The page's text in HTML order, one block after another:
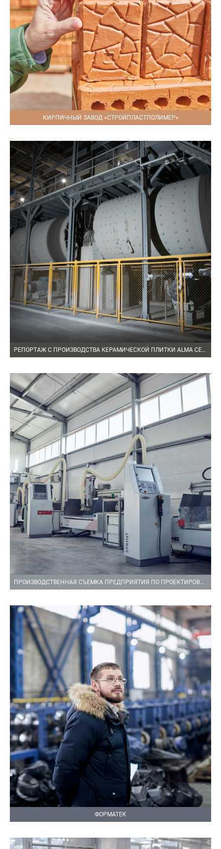
КИРПИЧНЫЙ ЗАВОД «СТРОЙПЛАСТПОЛИМЕР»
РЕПОРТАЖ С ПРОИЗВОДСТВА КЕРАМИЧЕСКОЙ ПЛИТКИ ALMA CERAMICA
ПРОИЗВОДСТВЕННАЯ СЪЕМКА ПРЕДПРИЯТИЯ ПО ПРОЕКТИРОВАНИЮ И ПРОИЗВОДСТВУ МОДЕЛЬНО СТЕРЖНЕВОЙ ОСНАСТКИ
ФОРМАТЕК